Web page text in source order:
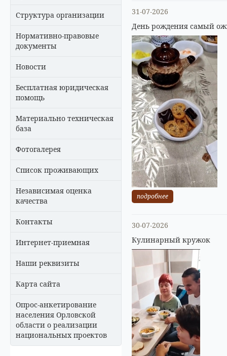
Структура организации
Нормативно-правовые
документы
Новости
Бесплатная юридическая
помощь
Материально техническая
база
Фотогалерея
Список проживающих
Независимая оценка
качества
Контакты
Интернет-приемная
Наши реквизиты
Карта сайта
Опрос-анкетирование
населения Орловской
области о реализации
национальных проектов
31-07-2026
День рождения самый
подробнее
30-07-2026
Кулинарный кружок